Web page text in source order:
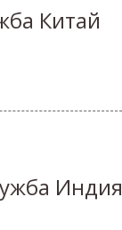
Китай
Индия